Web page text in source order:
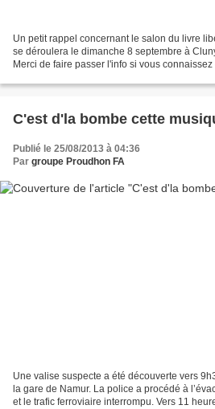
Un petit rappel concernant le salon du livre
se déroulera le dimanche 8 septembre à
Merci de faire passer l'info si vous
C'est d'la bombe cette
Publié le 25/08/2013 à 04:36
Par groupe Proudhon FA
Une valise suspecte a été découverte vers
la gare de Namur. La police a procédé à
et le trafic ferroviaire interrompu. Vers 11